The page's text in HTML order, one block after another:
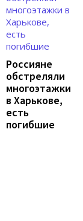
Россияне
обстреляли
многоэтажки
в Харькове,
есть
погибшие